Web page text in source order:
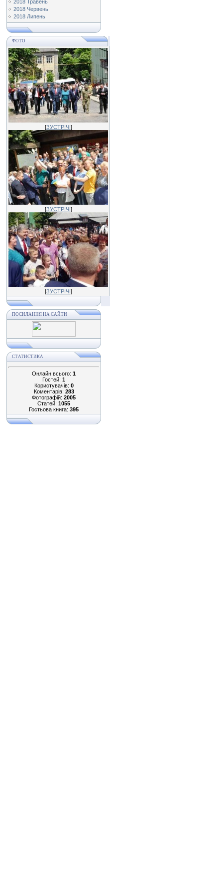
2018 Травень
2018 Червень
2018 Липень
ФОТО
[ЗУСТРІЧІ]
[ЗУСТРІЧІ]
[ЗУСТРІЧІ]
ПОСИЛАННЯ НА САЙТИ
СТАТИСТИКА
Онлайн всього: 1
Гостей: 1
Користувачів: 0
Коментарів: 283
Фотографій: 2005
Статей: 1055
Гостьова книга: 395